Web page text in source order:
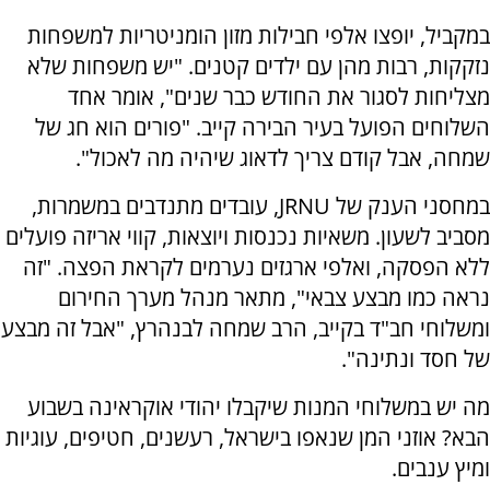
במקביל, יופצו אלפי חבילות מזון הומניטריות למשפחות
נזקקות, רבות מהן עם ילדים קטנים. "יש משפחות שלא
מצליחות לסגור את החודש כבר שנים", אומר אחד
השלוחים הפועל בעיר הבירה קייב. "פורים הוא חג של
שמחה, אבל קודם צריך לדאוג שיהיה מה לאכול".
במחסני הענק של JRNU, עובדים מתנדבים במשמרות,
מסביב לשעון. משאיות נכנסות ויוצאות, קווי אריזה פועלים
ללא הפסקה, ואלפי ארגזים נערמים לקראת הפצה. "זה
נראה כמו מבצע צבאי", מתאר מנהל מערך החירום
ומשלוחי חב"ד בקייב, הרב שמחה לבנהרץ, "אבל זה מבצע
של חסד ונתינה".
מה יש במשלוחי המנות שיקבלו יהודי אוקראינה בשבוע
הבא? אוזני המן שנאפו בישראל, רעשנים, חטיפים, עוגיות
ומיץ ענבים.